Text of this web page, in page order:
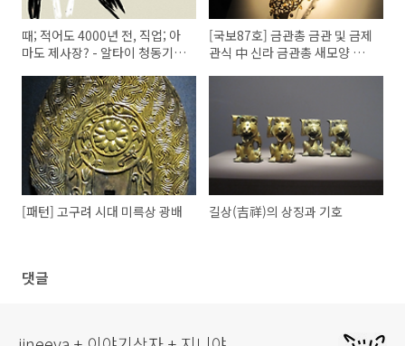
때; 적어도 4000년 전, 직업; 아
마도 제사장? - 알타이 청동기
[국보87호] 금관총 금관 및 금제
관식 中 신라 금관총 새모양 관
[패턴] 고구려 시대 미륵상 광배 길상(吉祥)의 상징과 기호
댓글